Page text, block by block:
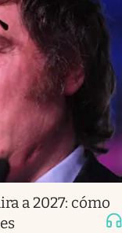
a 2027: cómo